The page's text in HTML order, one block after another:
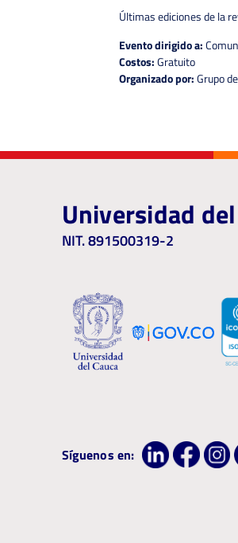
Últimas ediciones de la
Evento dirigido a:
Costos:Gratuito
Organizado por:Grupo
Universidad
NIT. 891500319-2
Síguenos en: